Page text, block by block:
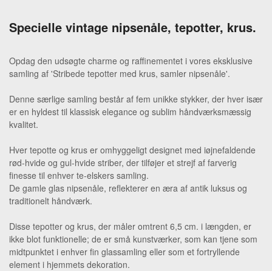
Specielle vintage nipsenåle, tepotter, krus.
Opdag den udsøgte charme og raffinementet i vores eksklusive
samling af 'Stribede tepotter med krus, samler nipsenåle'.
Denne særlige samling består af fem unikke stykker, der hver især
er en hyldest til klassisk elegance og sublim håndværksmæssig
kvalitet.
Hver tepotte og krus er omhyggeligt designet med iøjnefaldende
rød-hvide og gul-hvide striber, der tilføjer et strejf af farverig
finesse til enhver te-elskers samling.
De gamle glas nipsenåle, reflekterer en æra af antik luksus og
traditionelt håndværk.
Disse tepotter og krus, der måler omtrent 6,5 cm. i længden, er
ikke blot funktionelle; de er små kunstværker, som kan tjene som
midtpunktet i enhver fin glassamling eller som et fortryllende
element i hjemmets dekoration.